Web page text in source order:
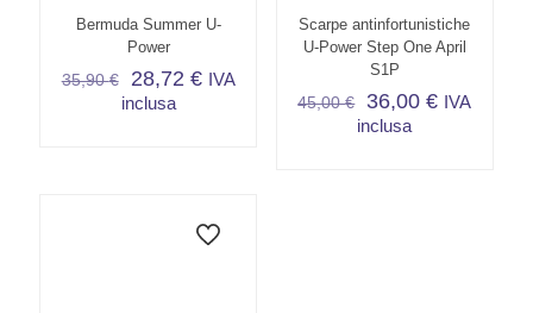
Bermuda Summer U-
Power
35,90€ 28,72 € IVA
inclusa
varianti.
Scarpe antinfortunistiche
U-Power Step One April
S1P
45,00€ 36,00€ IVA
inclusa